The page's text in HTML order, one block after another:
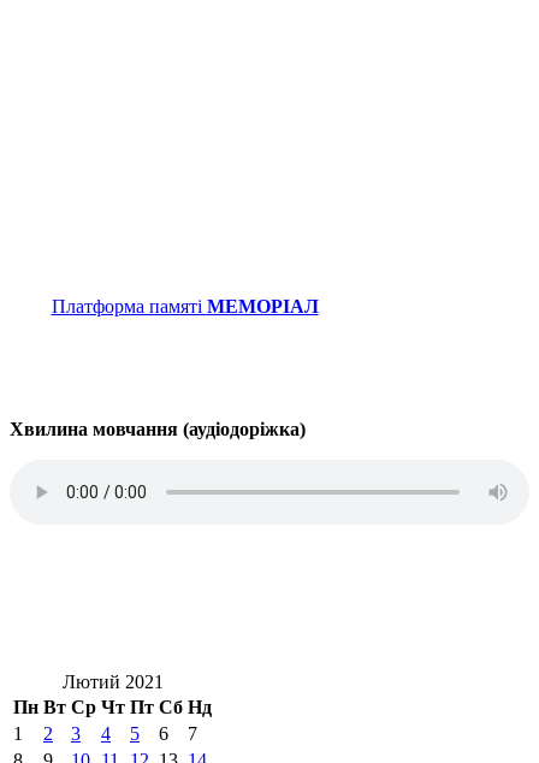
Платформа памяті МЕМОРІАЛ
Хвилина мовчання (аудіодоріжка)
Лютий 2021
Пн Вт Ср Чт Пт Сб Нд
1
2 3 4 5 6
7